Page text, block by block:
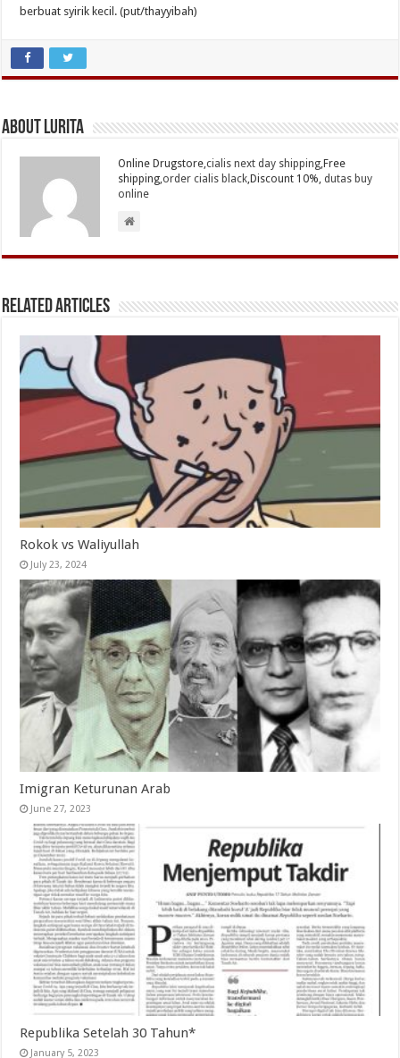
berbuat syirik kecil. (put/thayyibah)
About Lurita
Online Drugstore,cialis next day shipping,Free
shipping,order cialis black,Discount 10%,dutas buy
online
Related Articles
Rokok vs Waliyullah
July 23, 2024
Imigran Keturunan Arab
June 27, 2023
Republika Setelah 30 Tahun*
January 5, 2023